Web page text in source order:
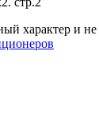
характер и